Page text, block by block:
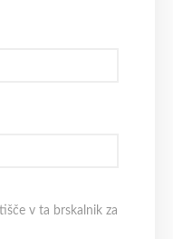
v ta brskalnik za